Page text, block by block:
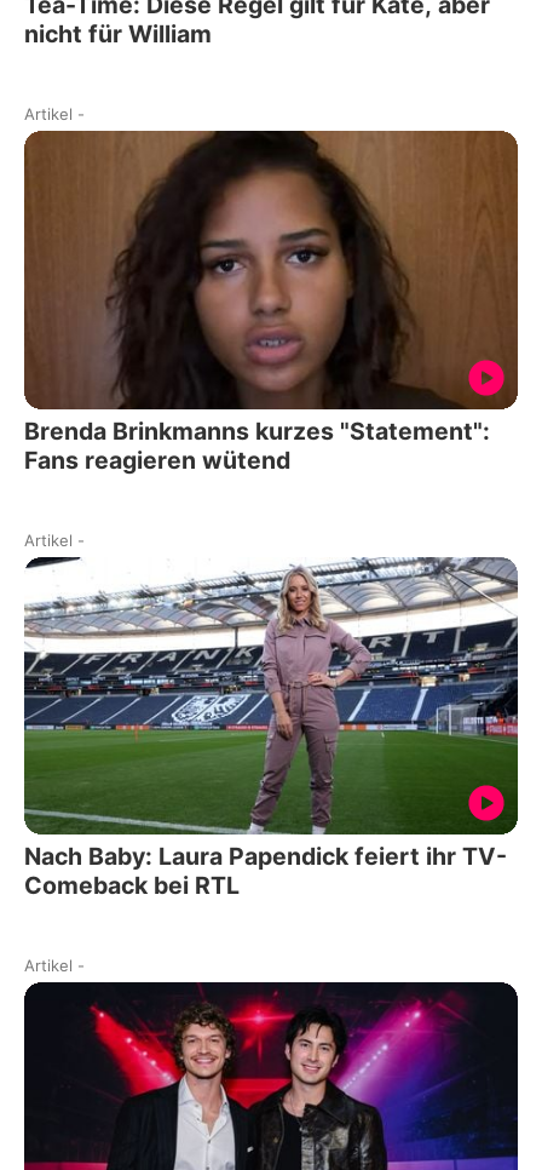
nicht für William
Artikel -
Brenda Brinkmanns kurzes "Statement":
Fans reagieren wütend
Artikel -
Nach Baby: Laura Papendick feiert ihr TV-
Comeback bei RTL
Artikel -